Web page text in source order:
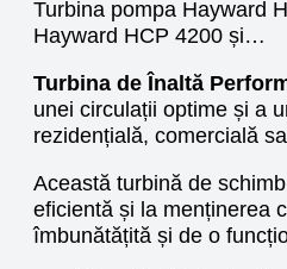
Turbina pompa Hayward
Hayward HCP 4200 și…
Turbina de Înaltă
unei circulații optime și a
rezidențială, comercială
Această turbină de
eficientă și la menținerea
îmbunătățită și de o